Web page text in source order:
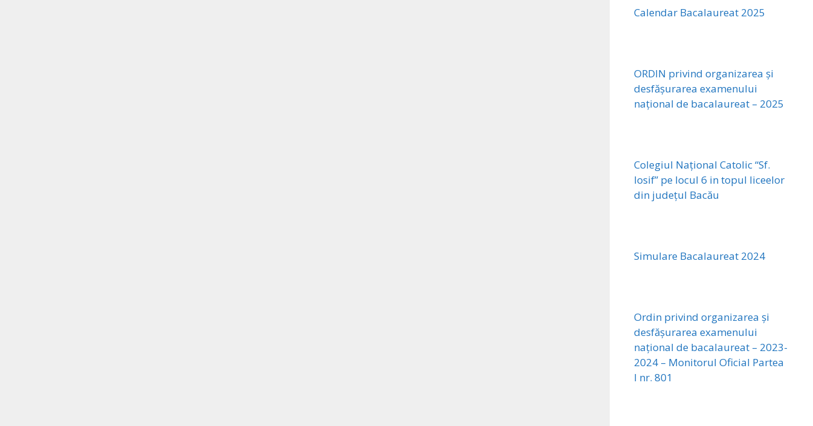
Calendar Bacalaureat 2025
ORDIN privind organizarea și
desfășurarea examenului
național de bacalaureat – 2025
Colegiul Național Catolic “Sf.
Iosif” pe locul 6 in topul liceelor
din județul Bacău
Simulare Bacalaureat 2024
Ordin privind organizarea și
desfășurarea examenului
național de bacalaureat – 2023-
2024 – Monitorul Oficial Partea
I nr. 801